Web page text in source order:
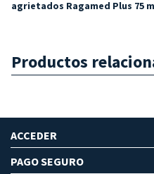
agrietados Ragamed Plus 75
Productos
ACCEDER
PAGO SEGURO